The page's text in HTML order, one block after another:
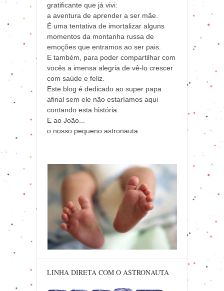
gratificante que já vivi:
a aventura de aprender a ser mãe.
É uma tentativa de imortalizar alguns
momentos da montanha russa de
emoções que entramos ao ser pais.
E também, para poder compartilhar com
vocês a imensa alegria de vê-lo crescer
com saúde e feliz.
Este blog é dedicado ao super papa
afinal sem ele não estaríamos aqui
contando esta história.
E ao João...
o nosso pequeno astronauta.
LINHA DIRETA COM O ASTRONAUTA